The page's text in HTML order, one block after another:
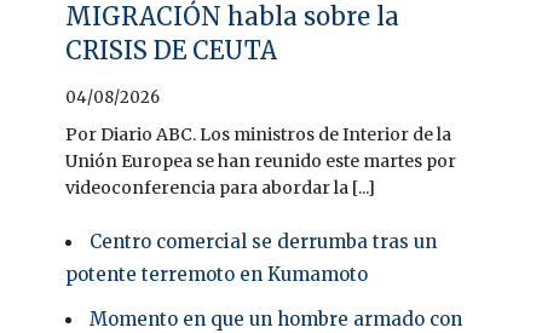
MIGRACIÓN habla sobre la
CRISIS DE CEUTA
04/08/2026
Por Diario ABC. Los ministros de Interior de la
Unión Europea se han reunido este martes por
videoconferencia para abordar la [...]
Centro comercial se derrumba tras un
potente terremoto en Kumamoto
Momento en que un hombre armado con